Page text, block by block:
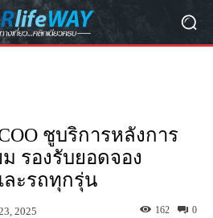
ชูบริการหลังการ
รองรับยอดจอง
ละรถทุกรุ่น
2025 0
162